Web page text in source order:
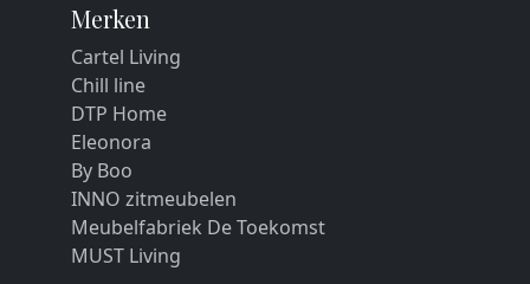
Merken
Cartel Living
Chill line
DTP Home
Eleonora
By Boo
INNO zitmeubelen
Meubelfabriek De Toekomst
MUST Living